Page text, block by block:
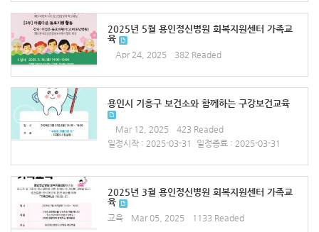
2025년 5월 용인정신병원 회복지원센터 가족교
육
Apr 24, 2025 382 Readed
용인시 기흥구 보건소와 함께하는 구강보건교육
Mar 12, 2025
423 Readed
일정시작 : 2025-03-31
일정종료 : 2025-03-31
2025년 3월 용인정신병원 회복지원센터 가족교
육
교육 Mar 05, 2025 1133 Readed